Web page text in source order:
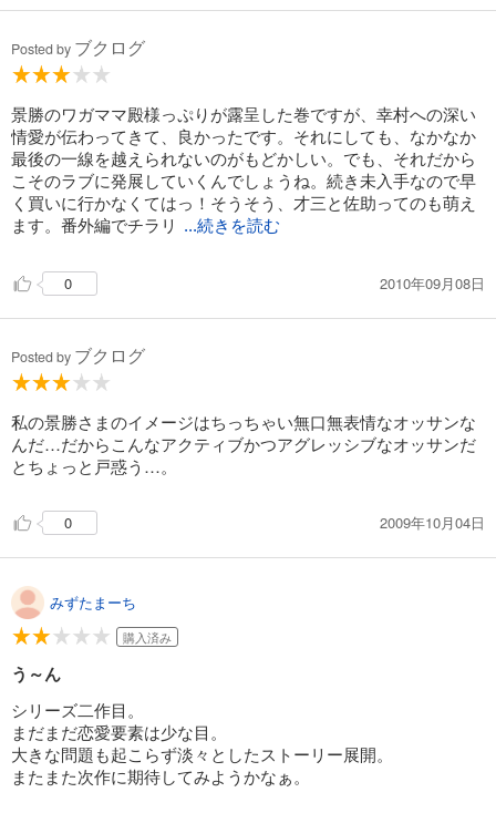
Posted by ブクログ
景勝のワガママ殿様っぷりが露呈した巻ですが、幸村への深い
情愛が伝わってきて、良かったです。それにしても、なかなか
最後の一線を越えられないのがもどかしい。でも、それだから
こそのラブに発展していくんでしょうね。続き未入手なので早
く買いに行かなくてはっ！そうそう、才三と佐助ってのも萌え
ます。番外編でチラリ
...続きを読む
0 2010年09月08日
Posted by ブクログ
私の景勝さまのイメージはちっちゃい無口無表情なオッサンな
んだ…だからこんなアクティブかつアグレッシブなオッサンだ
とちょっと戸惑う…。
0 2009年10月04日
みずたまーち
購入済み
う～ん
シリーズ二作目。
まだまだ恋愛要素は少な目。
大きな問題も起こらず淡々としたストーリー展開。
またまた次作に期待してみようかなぁ。